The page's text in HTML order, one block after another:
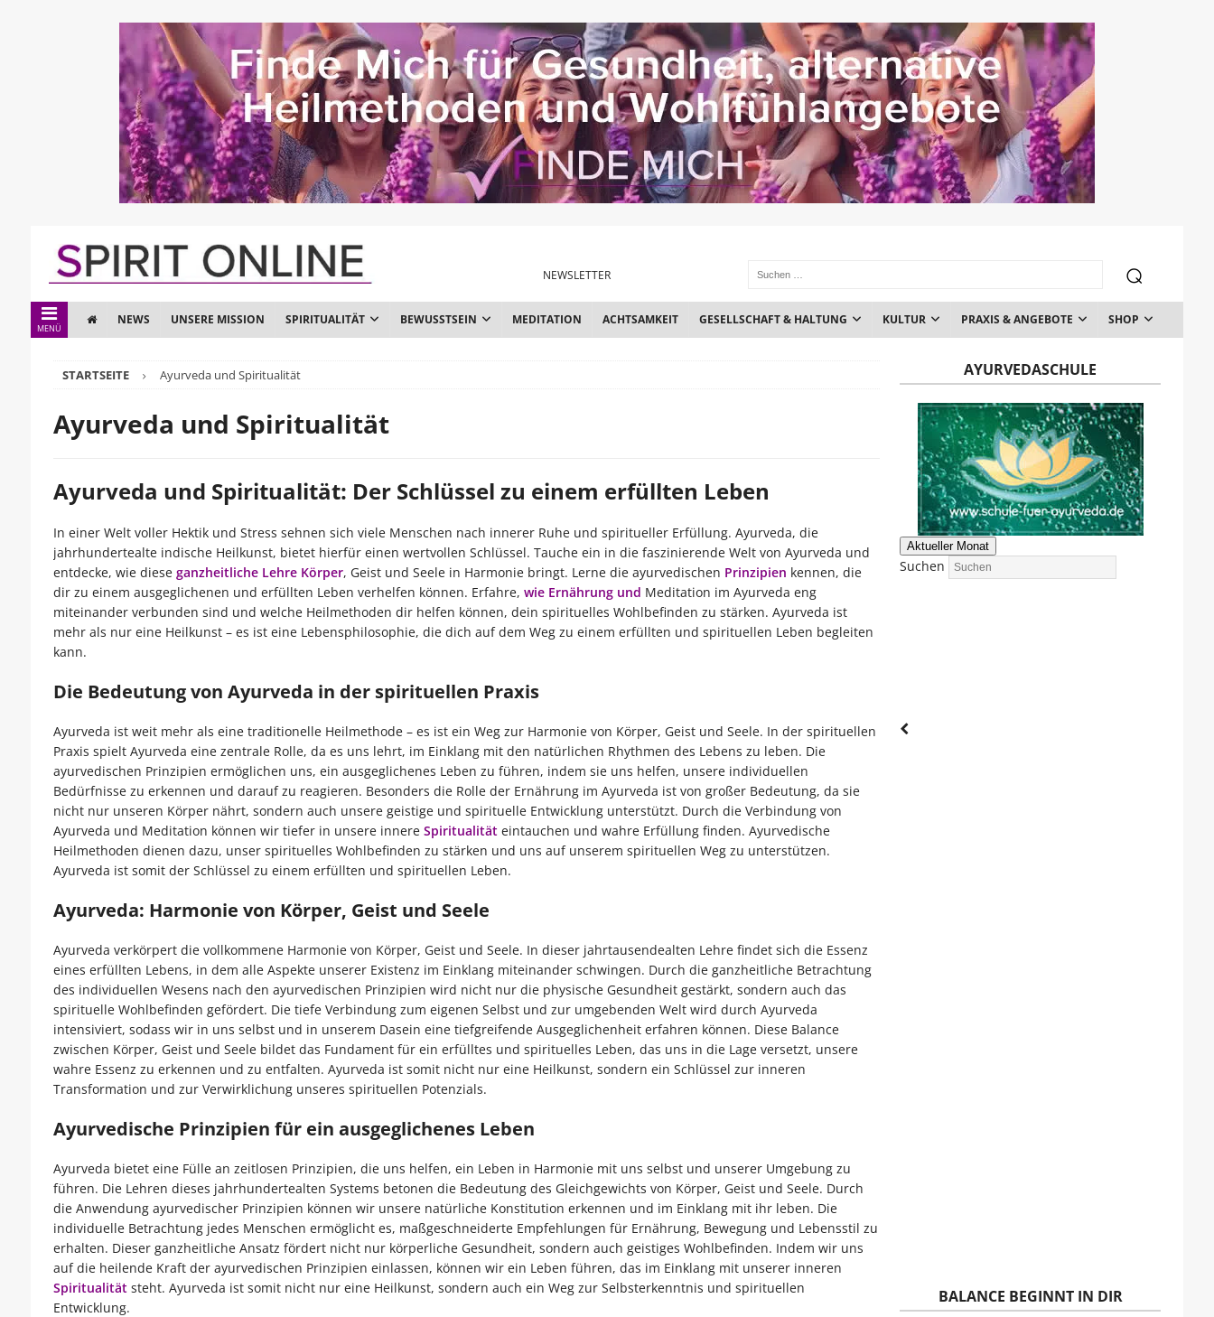
NEWSLETTER
MENÜ
NEWS UNSERE MISSION SPIRITUALITÄT BEWUSSTSEIN MEDITATION ACHTSAMKEIT GESELLSCHAFT & HALTUNG KULTUR PRAXIS & ANGEBOTE SHOP
STARTSEITE Ayurveda und Spiritualität
Ayurveda und Spiritualität
Ayurveda und Spiritualität: Der Schlüssel zu einem erfüllten Leben
In einer Welt voller Hektik und Stress sehnen sich viele Menschen nach innerer Ruhe und spiritueller Erfüllung. Ayurveda, die
jahrhundertealte indische Heilkunst, bietet hierfür einen wertvollen Schlüssel. Tauche ein in die faszinierende Welt von Ayurveda und
entdecke, wie diese ganzheitliche Lehre Körper, Geist und Seele in Harmonie bringt. Lerne die ayurvedischen Prinzipien kennen, die
dir zu einem ausgeglichenen und erfüllten Leben verhelfen können. Erfahre, wie Ernährung und Meditation im Ayurveda eng
miteinander verbunden sind und welche Heilmethoden dir helfen können, dein spirituelles Wohlbefinden zu stärken. Ayurveda ist
mehr als nur eine Heilkunst – es ist eine Lebensphilosophie, die dich auf dem Weg zu einem erfüllten und spirituellen Leben begleiten
kann.
Die Bedeutung von Ayurveda in der spirituellen Praxis
Ayurveda ist weit mehr als eine traditionelle Heilmethode – es ist ein Weg zur Harmonie von Körper, Geist und Seele. In der spirituellen
Praxis spielt Ayurveda eine zentrale Rolle, da es uns lehrt, im Einklang mit den natürlichen Rhythmen des Lebens zu leben. Die
ayurvedischen Prinzipien ermöglichen uns, ein ausgeglichenes Leben zu führen, indem sie uns helfen, unsere individuellen
Bedürfnisse zu erkennen und darauf zu reagieren. Besonders die Rolle der Ernährung im Ayurveda ist von großer Bedeutung, da sie
nicht nur unseren Körper nährt, sondern auch unsere geistige und spirituelle Entwicklung unterstützt. Durch die Verbindung von
Ayurveda und Meditation können wir tiefer in unsere innere Spiritualitäteintauchen und wahre Erfüllung finden. Ayurvedische
Heilmethoden dienen dazu, unser spirituelles Wohlbefinden zu stärken und uns auf unserem spirituellen Weg zu unterstützen.
Ayurveda ist somit der Schlüssel zu einem erfüllten und spirituellen Leben.
Ayurveda: Harmonie von Körper, Geist und Seele
Ayurveda verkörpert die vollkommene Harmonie von Körper, Geist und Seele. In dieser jahrtausendealten Lehre findet sich die Essenz
eines erfüllten Lebens, in dem alle Aspekte unserer Existenz im Einklang miteinander schwingen. Durch die ganzheitliche Betrachtung
des individuellen Wesens nach den ayurvedischen Prinzipien wird nicht nur die physische Gesundheit gestärkt, sondern auch das
spirituelle Wohlbefinden gefördert. Die tiefe Verbindung zum eigenen Selbst und zur umgebenden Welt wird durch Ayurveda
intensiviert, sodass wir in uns selbst und in unserem Dasein eine tiefgreifende Ausgeglichenheit erfahren können. Diese Balance
zwischen Körper, Geist und Seele bildet das Fundament für ein erfülltes und spirituelles Leben, das uns in die Lage versetzt, unsere
wahre Essenz zu erkennen und zu entfalten. Ayurveda ist somit nicht nur eine Heilkunst, sondern ein Schlüssel zur inneren
Transformation und zur Verwirklichung unseres spirituellen Potenzials.
Ayurvedische Prinzipien für ein ausgeglichenes Leben
Ayurveda bietet eine Fülle an zeitlosen Prinzipien, die uns helfen, ein Leben in Harmonie mit uns selbst und unserer Umgebung zu
führen. Die Lehren dieses jahrhundertealten Systems betonen die Bedeutung des Gleichgewichts von Körper, Geist und Seele. Durch
die Anwendung ayurvedischer Prinzipien können wir unsere natürliche Konstitution erkennen und im Einklang mit ihr leben. Die
individuelle Betrachtung jedes Menschen ermöglicht es, maßgeschneiderte Empfehlungen für Ernährung, Bewegung und Lebensstil zu
erhalten. Dieser ganzheitliche Ansatz fördert nicht nur körperliche Gesundheit, sondern auch geistiges Wohlbefinden. Indem wir uns
auf die heilende Kraft der ayurvedischen Prinzipien einlassen, können wir ein Leben führen, das im Einklang mit unserer inneren
Spiritualitätsteht. Ayurveda ist somit nicht nur eine Heilkunst, sondern auch ein Weg zur Selbsterkenntnis und spirituellen
Entwicklung.
AYURVEDASCHULE
Aktueller Monat
Suchen
BALANCE BEGINNT IN DIR